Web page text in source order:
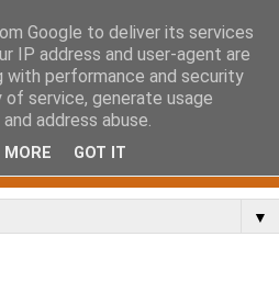
▼
Google to deliver its services
IP address and user-agent are
with performance and security
service, generate usage
address abuse.
MORE GOT IT